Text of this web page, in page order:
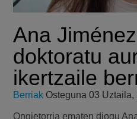
Ana
doktoratu
ikertzaile
Berriak Osteguna 03 Uztaila,
Ongietorria ematen diogu